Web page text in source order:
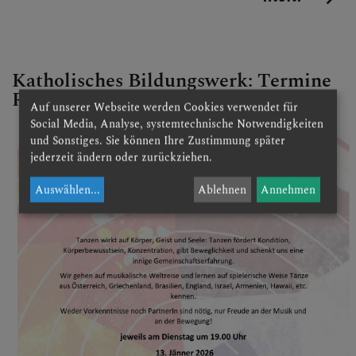
Katholisches Bildungswerk: Termine
Reigentänze im Pfarrsaal
Auf unserer Webseite werden Cookies verwendet für
Social Media, Analyse, systemtechnische Notwendigkeiten
und Sonstiges. Sie können Ihre Zustimmung später
jederzeit ändern oder zurückziehen.
Auswählen... Ablehnen Annehmen